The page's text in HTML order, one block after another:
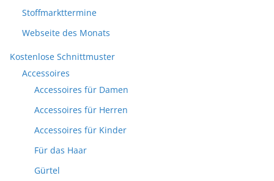
Stoffmarkttermine
Webseite des Monats
Kostenlose Schnittmuster
Accessoires
Accessoires für Damen
Accessoires für Herren
Accessoires für Kinder
Für das Haar
Gürtel